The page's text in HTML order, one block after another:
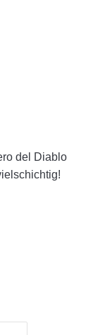
del Diablo